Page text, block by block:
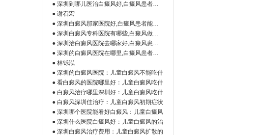
如
● 深圳到哪儿医治白癜风好,白癜风患者为
什● 谢召宏
● 深圳白癜风那家医院好,白癜风患者能吃
橘
● 深圳白癜风专科医院有哪些,白癜风做伍
德
● 深圳治白癜风医院去哪家好,白癜风患者
为
● 深圳的白癜风医院在哪里,白癜风患者做
微● 林铄泓
● 深圳的白癜风医院：儿童白癜风不能吃什
● 看白癜风的医院哪里好：儿童白癜风吃什
● 白癜风治疗哪里深圳好：儿童白癜风吃什
● 白癜风深圳佳治疗：儿童白癜风初期症状
● 深圳哪个医院能看好白癜风：儿童白癜风
● 深圳什么医院白癜风好：儿童白癜风的治
● 深圳白癜风治疗费用：儿童白癜风扩散的